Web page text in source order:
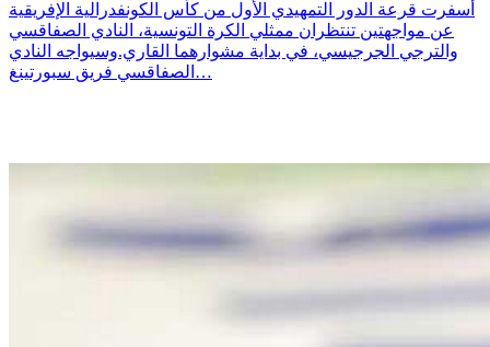
أسفرت قرعة الدور التمهيدي الأول من كأس الكونفدرالية الإفريقية
عن مواجهتين تنتظران ممثلي الكرة التونسية، النادي الصفاقسي
والترجي الجرجيسي، في بداية مشوارهما القاري.وسيواجه النادي
الصفاقسي فريق سبورتينغ…